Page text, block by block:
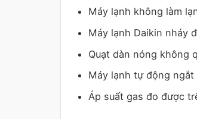
Máy lạnh không làm
Máy lạnh Daikin nháy
Quạt dàn nóng không
Máy lạnh tự động
Áp suất gas đo được